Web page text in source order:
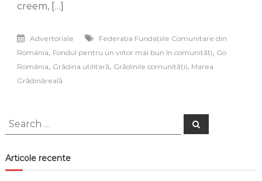
începe
Marea
Grădinăreală
creem, […]
Advertoriale
Federaţia Fundaţiile Comunitare din
România, Fondul pentru un viitor mai bun în comunități, Go
România, Grădina utilitară, Grădinile comunității, Marea
Grădinăreală
Search
for:
Search
Articole recente